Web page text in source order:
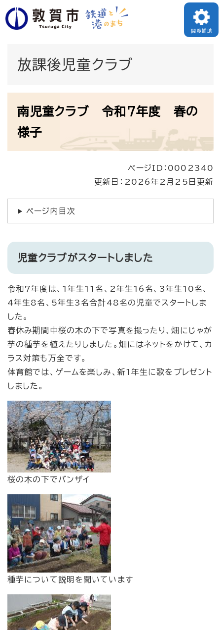
ペ
ー
頭
メニューを飛ばして本文へ
閲覧補助
放課後児童クラブ
南児童クラブ 令和7年度 春の
様子
ページID：0002340
更新日：2026年2月25日更新
ページ内目次
児童クラブがスタートしました
令和7年度は、1年生11名、2年生16名、3年生10名、
4年生8名、5年生3名合計48名の児童でスタートしま
した。
春休み期間中桜の木の下で写真を撮ったり、畑にじゃが
芋の種芋を植えたりしました。畑にはネットをかけて、カ
ラス対策も万全です。
体育館では、ゲームを楽しみ、新1年生に歌をプレゼント
しました。
桜の木の下でバンザイ
種芋について説明を聞いています